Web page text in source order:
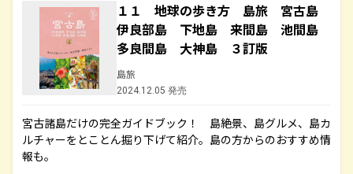
１１ 地球の歩き方 島旅 宮古島
伊良部島 下地島 来間島 池間島
多良間島 大神島 ３訂版
島旅
2024.12.05 発売
宮古諸島だけの完全ガイドブック！ 島絶景、島グルメ、島カ
ルチャーをとことん掘り下げて紹介。島の方からのおすすめ情
報も。